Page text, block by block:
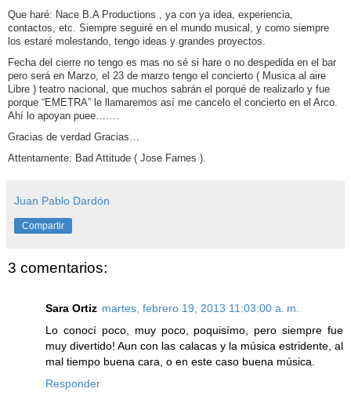
Que haré: Nace B.A Productions , ya con ya idea, experiencia,
contactos, etc. Siempre seguiré en el mundo musical, y como siempre
los estaré molestando, tengo ideas y grandes proyectos.
Fecha del cierre no tengo es mas no sé si hare o no despedida en el bar
pero será en Marzo, el 23 de marzo tengo el concierto ( Musica al aire
Libre ) teatro nacional, que muchos sabrán el porqué de realizarlo y fue
porque “EMETRA” le llamaremos así me cancelo el concierto en el Arco.
Ahí lo apoyan puee…….
Gracias de verdad Gracias…
Attentamente: Bad Attitude ( Jose Farnes ).
Juan Pablo Dardón
Compartir
3 comentarios:
Sara Ortiz martes, febrero 19, 2013 11:03:00 a. m.
Lo conocí poco, muy poco, poquisímo, pero siempre fue
muy divertido! Aun con las calacas y la música estridente, al
mal tiempo buena cara, o en este caso buena música.
Responder